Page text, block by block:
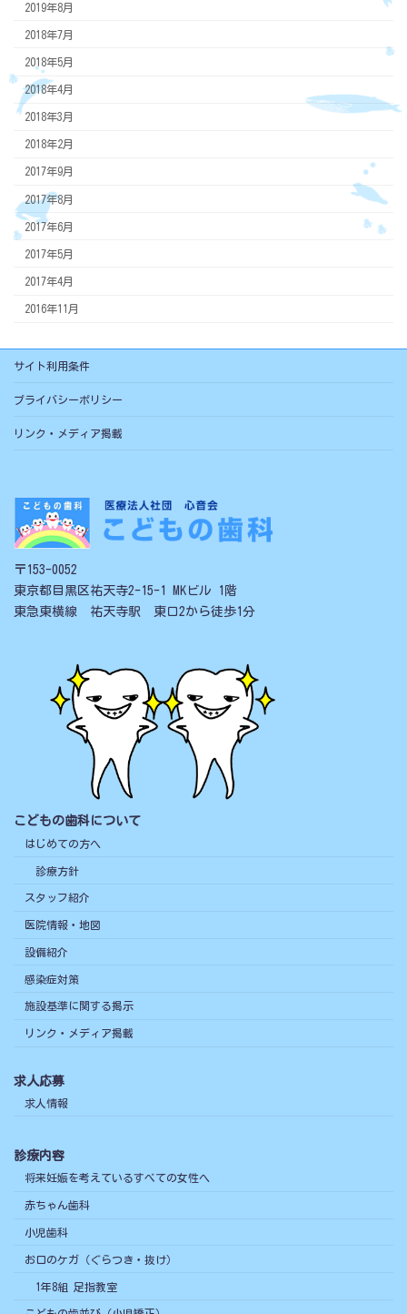
2019年8月
2018年7月
2018年5月
2018年4月
2018年3月
2018年2月
2017年9月
2017年8月
2017年6月
2017年5月
2017年4月
2016年11月
サイト利用条件
プライバシーポリシー
リンク・メディア掲載
〒153-0052
東京都目黒区祐天寺2-15-1 MKビル 1階
東急東横線 祐天寺駅 東口2から徒歩1分
こどもの歯科について
はじめての方へ
診療方針
スタッフ紹介
医院情報・地図
設備紹介
感染症対策
施設基準に関する掲示
リンク・メディア掲載
求人応募
求人情報
診療内容
将来妊娠を考えているすべての女性へ
赤ちゃん歯科
小児歯科
お口のケガ（ぐらつき・抜け）
1年8組 足指教室